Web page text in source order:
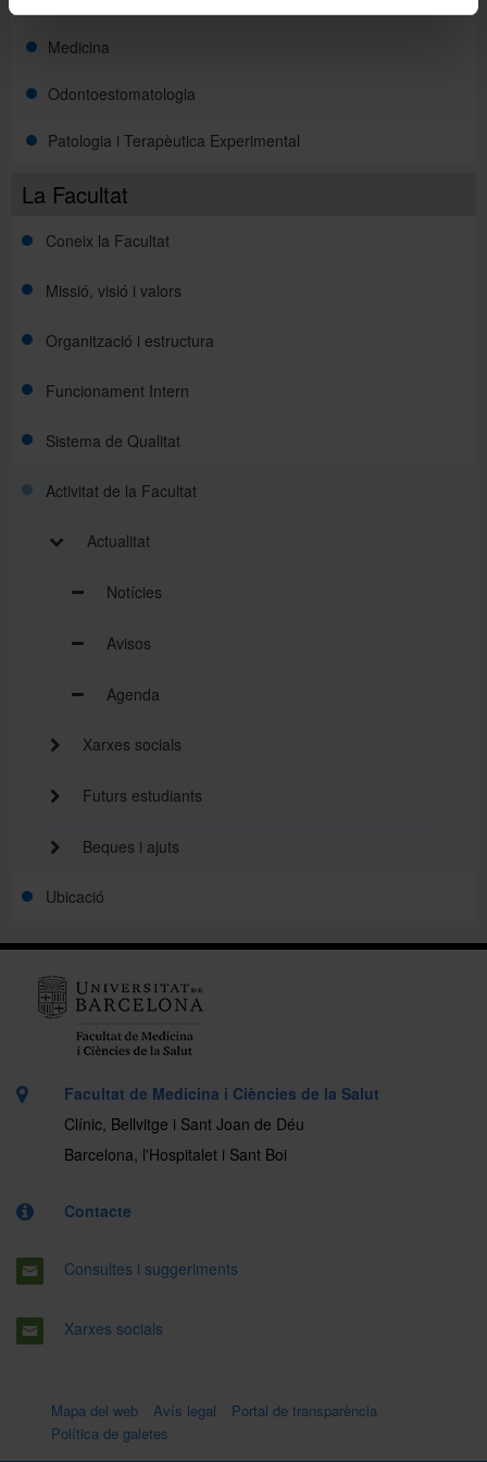
La Facultat
Coneix la Facultat
Missió, visió i valors
Organització i estructura
Funcionament Intern
Sistema de Qualitat
Activitat de la Facultat
Actualitat
Notícies
Avisos
Agenda
Xarxes socials
Futurs estudiants
Beques i ajuts
Ubicació
Medicina
Odontoestomatologia
Patologia i Terapèutica Experimental
Facultat de Medicina i Ciències de la Salut
Clínic, Bellvitge i Sant Joan de Déu
Barcelona, l'Hospitalet i Sant Boi
Contacte
Consultes i suggeriments
Xarxes socials
Mapa del web Avís legal
Portal de transparència
Política de galetes